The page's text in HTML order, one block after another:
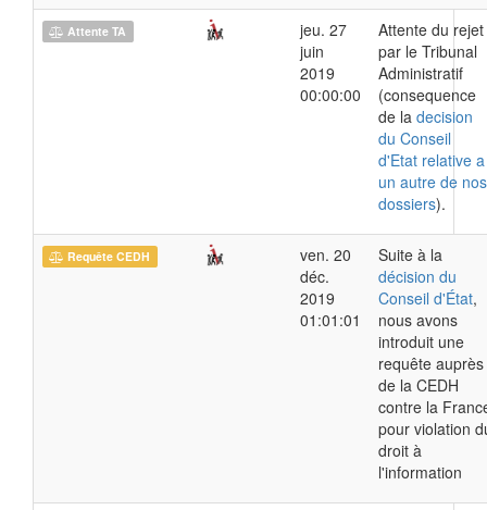
Attente TA
jeu. 27
juin
2019
00:00:00
Attente du rejet
par le Tribunal
Administratif
(consequence
de la decision
du Conseil
d'Etat relative a
un autre de nos
dossiers).
Requête CEDH
ven. 20
déc.
2019
01:01:01
Suite à la
décision du
Conseil d'État,
nous avons
introduit une
requête auprès
de la CEDH
contre la
pour violation
droit à
l'information